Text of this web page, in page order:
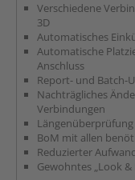
Verschiedene
3D
Automatisches
Automatische
Anschluss
Report- und Batch-
Nachträgliches
Verbindungen
BoM mit allen
Reduzierter
Gewohntes „Look